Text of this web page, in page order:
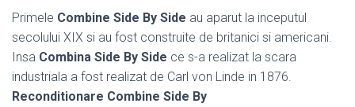
Primele Combine Side By Side au aparut la inceputul
secolului XIX si au fost construite de britanici si americani.
Insa Combina Side By Side ce s-a realizat la scara
industriala a fost realizat de Carl von Linde in 1876.
Reconditionare Combine Side By